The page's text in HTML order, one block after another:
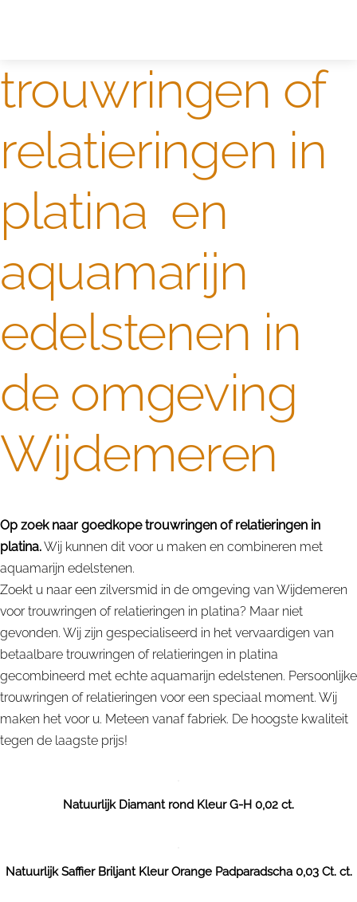
trouwringen of
relatieringen in
platina en
aquamarijn
edelstenen in
de omgeving
Wijdemeren
Op zoek naar goedkope trouwringen of relatieringen in
platina.Wij kunnen dit voor u maken en combineren met
aquamarijn edelstenen.
Zoekt u naar een zilversmid in de omgeving van Wijdemeren
voor trouwringen of relatieringen in platina? Maar niet
gevonden. Wij zijn gespecialiseerd in het vervaardigen van
betaalbare trouwringen of relatieringen in platina
gecombineerd met echte aquamarijn edelstenen. Persoonlijke
trouwringen of relatieringen voor een speciaal moment. Wij
maken het voor u. Meteen vanaf fabriek. De hoogste kwaliteit
tegen de laagste prijs!
Natuurlijk Diamant rond Kleur G-H 0,02 ct.
Natuurlijk Saffier Briljant Kleur Orange Padparadscha 0,03 Ct. ct.